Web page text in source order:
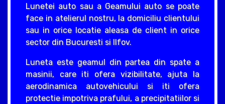
Lunetei auto sau a Geamului auto se poate
face in atelierul nostru, la domiciliu clientului
sau in orice locatie aleasa de client in orice
sector din Bucuresti si Ilfov.
Luneta este geamul din partea din spate a
masinii, care iti ofera vizibilitate, ajuta la
aerodinamica autovehicului si iti ofera
protectie impotriva prafului, a precipitatiilor si